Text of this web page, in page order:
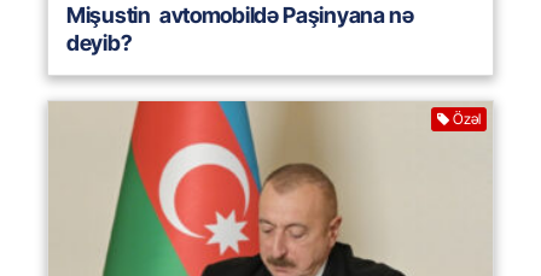
Mişustin avtomobildə Paşinyana nə
deyib?
Özəl